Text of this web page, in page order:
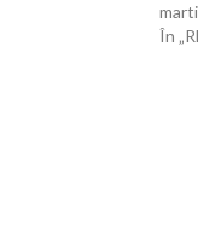
În